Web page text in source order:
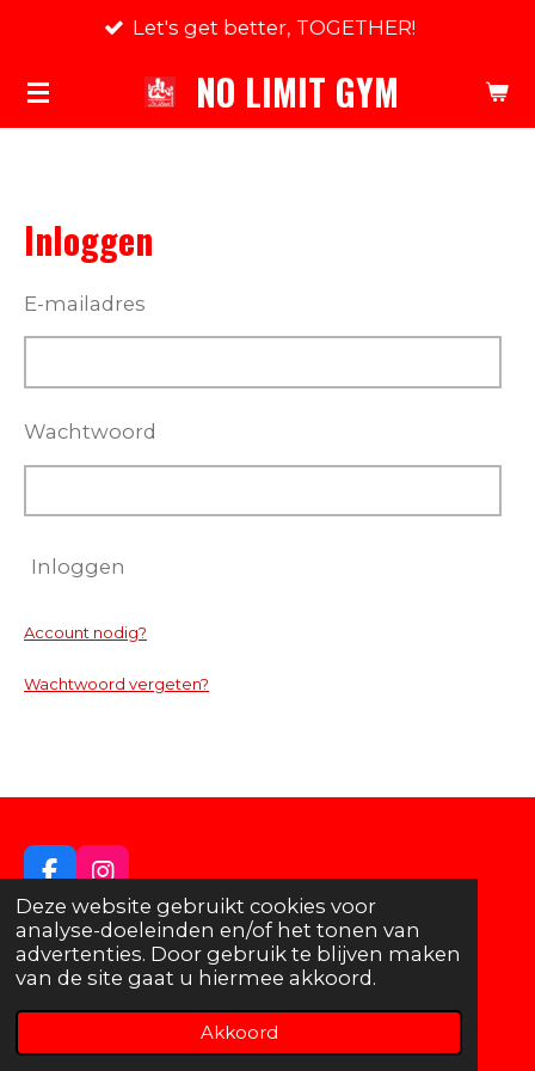
Deze website gebruikt cookies voor
analyse-doeleinden en/of het tonen van
advertenties. Door gebruik te blijven maken
van de site gaat u hiermee akkoord.
Akkoord
naar
de
NO LIMIT GYM
Let's get better, TOGETHER!
Inloggen
E-mailadres
Wachtwoord
Inloggen
Account nodig?
Wachtwoord vergeten?
F
a
c
e
b
k
I
n
s
t
a
a
© 2014 - 2026 No Limit Gym
Kaart